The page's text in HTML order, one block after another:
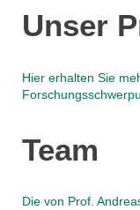
Unser
Hier erhalten Sie
Team
Die von Prof.